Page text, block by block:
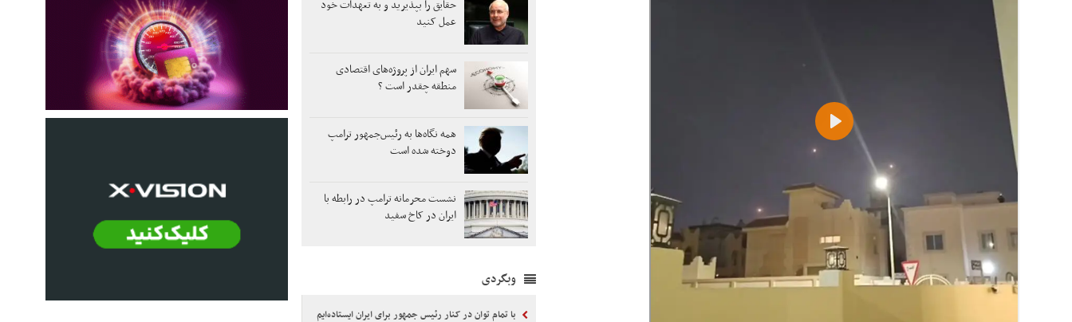
حقایق را بپذیرید و به تعهدات خود
عمل کنید
سهم ایران از پروژه‌های اقتصادی
منطقه چقدر است ؟
همه نگاه‌ها به رئیس‌جمهور ترامپ
دوخته شده است
نشست محرمانه ترامپ در رابطه با
ایران در کاخ سفید
وبگردی
با تمام توان در کنار رئیس جمهور برای ایران ایستاده‌ایم